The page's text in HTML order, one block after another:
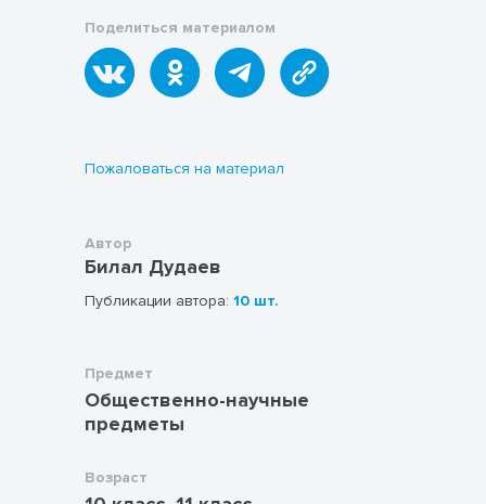
Поделиться материалом
Пожаловаться на материал
Автор
Билал Дудаев
Публикации автора: 10 шт.
Предмет
Общественно-научные
предметы
Возраст